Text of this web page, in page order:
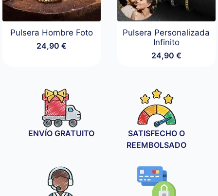
Pulsera Hombre Foto
24,90€
Pulsera Personalizada
Infinito
24,90 €
ENVÍO GRATUITO
SATISFECHO O
REEMBOLSADO